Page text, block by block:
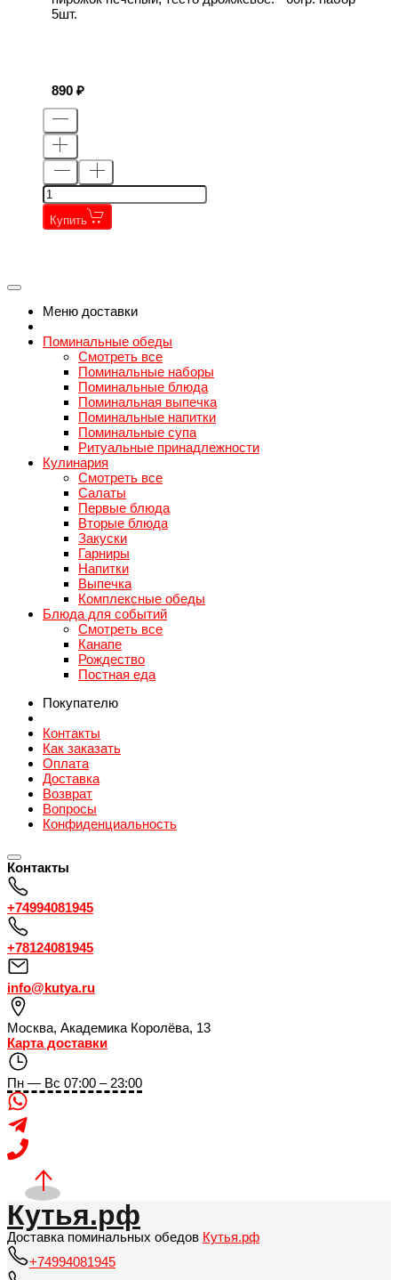
5шт.
890
Купить
Меню доставки
Поминальные обеды
Смотреть все
Поминальные наборы
Поминальные блюда
Поминальная выпечка
Поминальные напитки
Поминальные супа
Ритуальные принадлежности
Кулинария
Смотреть все
Салаты
Первые блюда
Вторые блюда
Закуски
Гарниры
Напитки
Выпечка
Комплексные обеды
Блюда для событий
Смотреть все
Канапе
Рождество
Постная еда
Покупателю
Контакты
Как заказать
Оплата
Доставка
Возврат
Вопросы
Конфиденциальность
Контакты
+74994081945
+78124081945
info@kutya.ru
Москва, Академика Королёва, 13
Карта доставки
Пн — Вс 07:00 – 23:00
Кутья.рф
Доставка поминальных обедов Кутья.рф
+74994081945